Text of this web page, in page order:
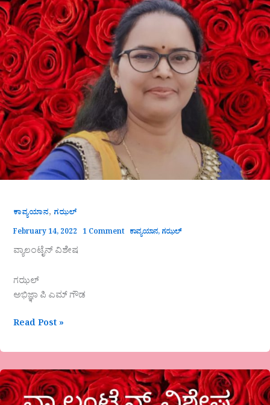
ಕಾವ್ಯಯಾನ, ಗಝಲ್
February 14, 2022 1 Comment ಕಾವ್ಯಯಾನ, ಗಝಲ್
ವ್ಯಾಲಂಟೈನ್ ವಿಶೇಷ
ಗಝಲ್
ಅಭಿಜ್ಞಾ ಪಿ ಎಮ್ ಗೌಡ
Read Post »